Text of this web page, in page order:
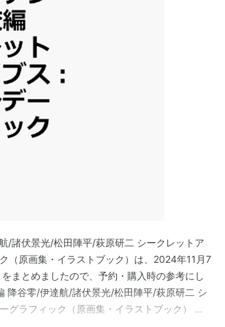
/諸伏景光/松田陣平/萩原研二 シークレットア
（原画集・イラストブック）は、2024年11月7
まとめましたので、予約・購入時の参考にし
降谷零/伊達航/諸伏景光/松田陣平/萩原研二 シ
グラフィック（原画集・イラストブック） 上